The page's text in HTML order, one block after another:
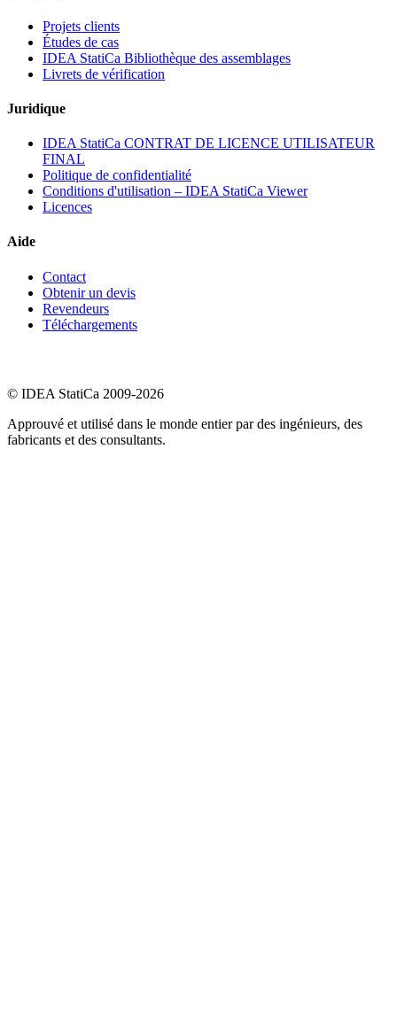
Projets clients
Études de cas
IDEA StatiCa Bibliothèque des assemblages
Livrets de vérification
Juridique
IDEA StatiCa CONTRAT DE LICENCE UTILISATEUR
FINAL
Politique de confidentialité
Conditions d'utilisation – IDEA StatiCa Viewer
Licences
Aide
Contact
Obtenir un devis
Revendeurs
Téléchargements
© IDEA StatiCa 2009-2026
Approuvé et utilisé dans le monde entier par des ingénieurs, des
fabricants et des consultants.